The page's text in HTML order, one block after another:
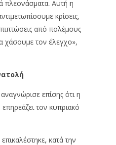
πλεονάσματα. Αυτή η
κρίσεις,
από πολέμους
χάσουμε τον έλεγχο»,
επίσης ότι η
τον κυπριακό
κατά την